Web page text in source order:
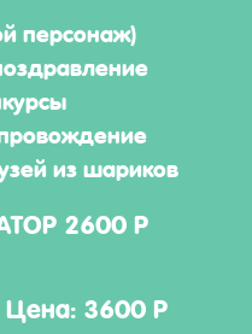
персонаж)
из шариков
2600 Р
Цена: 3600 Р